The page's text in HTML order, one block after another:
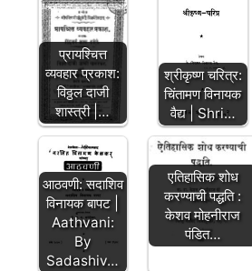
प्रायश्चित्त
व्यवहार प्रकाश:
विठ्ठल दाजी
शास्त्री |…
श्रीकृष्ण चरित्र:
चिंतामण विनायक
वैद्य | Shri…
आठवणी: सदाशिव
विनायक बापट |
Aathvani:
By
Sadashiv…
एतिहासिक शोध
करण्याची पद्धति :
केशव मोहनीराज
पंडित…